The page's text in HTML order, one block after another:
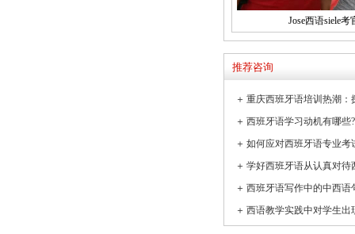
Jose西语siele考
推荐咨询
＋
＋
＋ 如何应对西班牙语专业考
＋ 学好西班牙语从认真对待
＋ 西班牙语写作中的中西语
＋